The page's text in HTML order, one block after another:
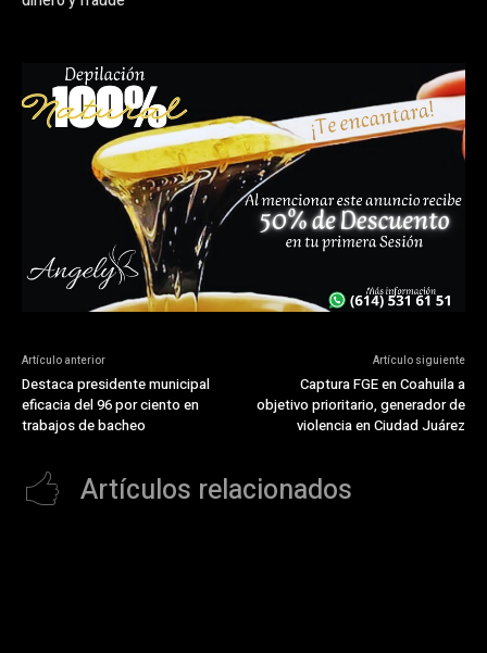
Artículo anterior
Destaca presidente municipal
eficacia del 96 por ciento en
trabajos de bacheo
Artículo siguiente
Captura FGE en Coahuila a
objetivo prioritario, generador de
violencia en Ciudad Juárez
Artículos relacionados